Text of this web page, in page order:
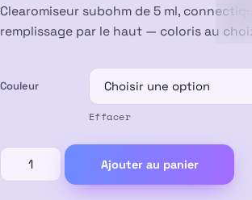
Clearomiseur subohm de 5 ml,
remplissage par le haut — coloris au
Couleur
Effacer
quantité
de
Ajouter au panier